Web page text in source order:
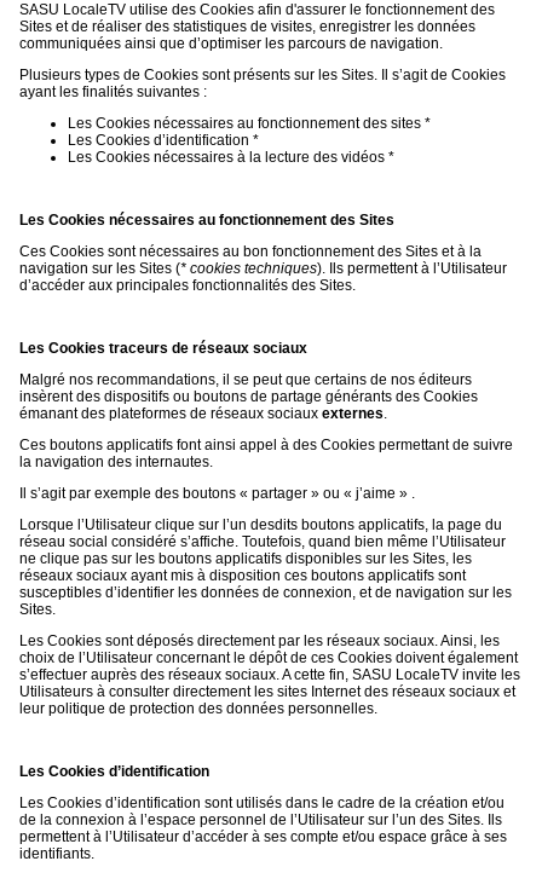
SASU LocaleTV utilise des Cookies afin d'assurer le fonctionnement des
Sites et de réaliser des statistiques de visites, enregistrer les données
communiquées ainsi que d’optimiser les parcours de navigation.
Plusieurs types de Cookies sont présents sur les Sites. Il s’agit de Cookies
ayant les finalités suivantes :
Les Cookies nécessaires au fonctionnement des sites *
Les Cookies d’identification *
Les Cookies nécessaires à la lecture des vidéos *
Les Cookies nécessaires au fonctionnement des Sites
Ces Cookies sont nécessaires au bon fonctionnement des Sites et à la
navigation sur les Sites (* cookies techniques). Ils permettent à l’Utilisateur
d’accéder aux principales fonctionnalités des Sites.
Les Cookies traceurs de réseaux sociaux
Malgré nos recommandations, il se peut que certains de nos éditeurs
insèrent des dispositifs ou boutons de partage générants des Cookies
émanant des plateformes de réseaux sociaux externes.
Ces boutons applicatifs font ainsi appel à des Cookies permettant de suivre
la navigation des internautes.
Il s’agit par exemple des boutons « partager » ou « j’aime » .
Lorsque l’Utilisateur clique sur l’un desdits boutons applicatifs, la page du
réseau social considéré s’affiche. Toutefois, quand bien même l’Utilisateur
ne clique pas sur les boutons applicatifs disponibles sur les Sites, les
réseaux sociaux ayant mis à disposition ces boutons applicatifs sont
susceptibles d’identifier les données de connexion, et de navigation sur les
Sites.
Les Cookies sont déposés directement par les réseaux sociaux. Ainsi, les
choix de l’Utilisateur concernant le dépôt de ces Cookies doivent également
s’effectuer auprès des réseaux sociaux. A cette fin, SASU LocaleTV invite les
Utilisateurs à consulter directement les sites Internet des réseaux sociaux et
leur politique de protection des données personnelles.
Les Cookies d’identification
Les Cookies d’identification sont utilisés dans le cadre de la création et/ou
de la connexion à l’espace personnel de l’Utilisateur sur l’un des Sites. Ils
permettent à l’Utilisateur d’accéder à ses compte et/ou espace grâce à ses
identifiants.